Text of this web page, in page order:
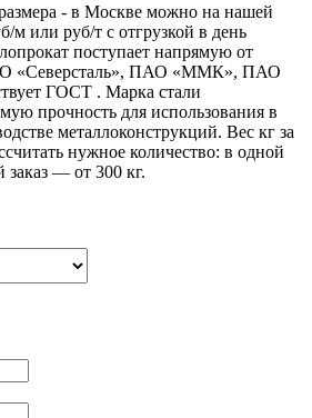
- в Москве можно на нашей
м или руб/т с отгрузкой в день
поступает напрямую от
«Северсталь», ПАО «ММК», ПАО
ГОСТ . Марка стали
прочность для использования в
металлоконструкций. Вес кг за
нужное количество: в одной
— от 300 кг.